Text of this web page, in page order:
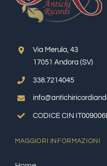
Via Merula, 43
17051 Andora (SV)
338.7214045
CODICE CIN
MAGGIORI INFORMAZIONI